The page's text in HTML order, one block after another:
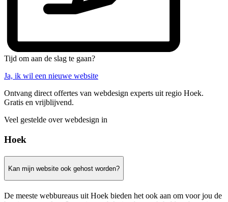
Tijd om aan de slag te gaan?
Ja, ik wil een nieuwe website
Ontvang direct offertes van webdesign experts uit regio Hoek.
Gratis en vrijblijvend.
Veel gestelde over webdesign in
Hoek
Kan mijn website ook gehost worden?
De meeste webbureaus uit Hoek bieden het ook aan om voor jou de